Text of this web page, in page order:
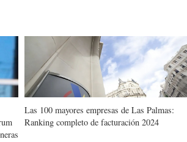
Las 100 mayores empresas de Las Palmas:
Ranking completo de facturación 2024